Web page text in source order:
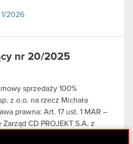
1/2026
nr 20/2025
sprzedaży 100%
z o.o. na rzecz Michała
prawna: Art. 17 ust. 1 MAR –
CD PROJEKT S.A. z